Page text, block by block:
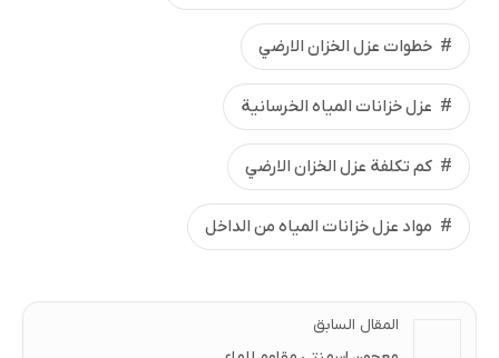
خطوات عزل الخزان الارضي
عزل خزانات المياه الخرسانية
كم تكلفة عزل الخزان الارضي
مواد عزل خزانات المياه من الداخل
المقال السابق